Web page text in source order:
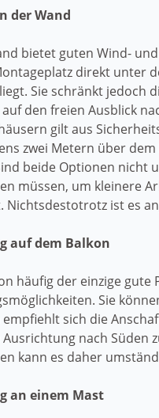
der Wand
bietet guten Wind-
direkt unter
Sie schränkt jedoch
den freien Ausblick
gilt aus
zwei Metern über
beide Optionen nicht
müssen, um kleinere
Nichtsdestotrotz ist es
auf dem Balkon
häufig der einzige
Sie
sich die
Ausrichtung nach Süden
kann es daher
an einem Mast